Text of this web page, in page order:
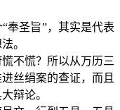
奉圣旨”，其实是代表
。
不慌？所以从万历三
丝绢案的查证，而且
辩论。